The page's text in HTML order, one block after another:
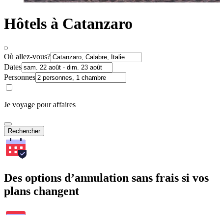
Hôtels à Catanzaro
Où allez-vous?
Dates
Personnes
Je voyage pour affaires
Rechercher
Des options d’annulation sans frais si vos
plans changent